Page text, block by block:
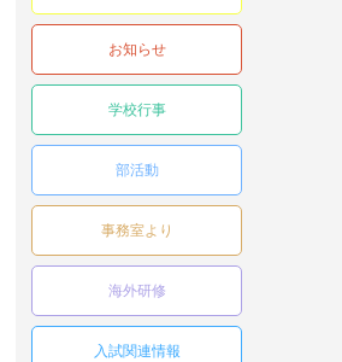
お知らせ
学校行事
部活動
事務室より
海外研修
入試関連情報